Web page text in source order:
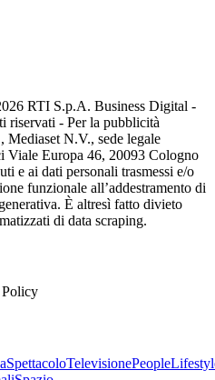
RTI S.p.A. Business Digital -
riservati - Per la pubblicità
N.V., sede legale
Viale Europa 46, 20093 Cologno
e ai dati personali trasmessi e/o
funzionale all’addestramento di
È altresì fatto divieto
di data scraping.
SpettacoloTelevisionePeople